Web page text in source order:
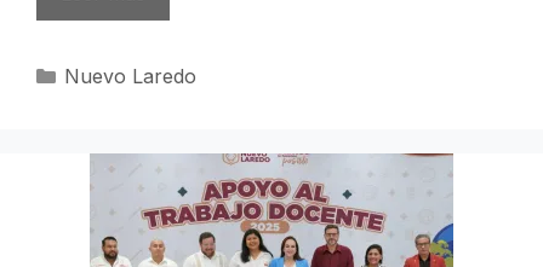
Categorías
Nuevo Laredo